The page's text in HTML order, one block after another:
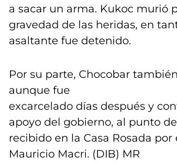
a sacar un arma. Kukoc murió
gravedad de las heridas, en
asaltante fue detenido.
Por su parte, Chocobar
aunque fue
excarcelado días después y
apoyo del gobierno, al punto
recibido en la Casa Rosada
Mauricio Macri. (DIB) MR